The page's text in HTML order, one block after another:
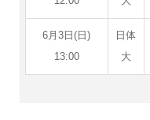
6月3日(日)
13:00
日体
大